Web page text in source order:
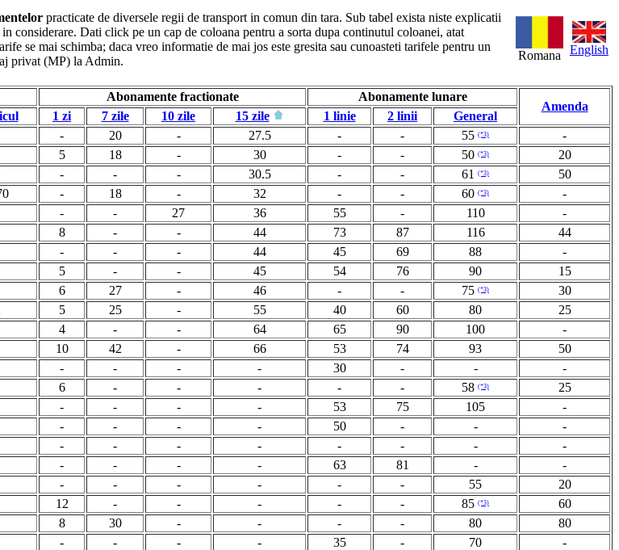
practicate de diversele regii de transport in comun din tara. Sub tabel exista niste explicatii
considerare. Dati click pe un cap de coloana pentru a sorta dupa continutul coloanei, atat
se mai schimba; daca vreo informatie de mai jos este gresita sau cunoasteti tarifele pentru un
privat (MP) la Admin.
Romana English
Abonamente fractionate Abonamente lunare
Amenda
1 zi 7 zile 10 zile 15 zile 1 linie 2 linii General
- 20 - 27.5 - - 55 (*3) -
5 18 - 30 - - 50 (*3) 20
- - - 30.5 - - 61 (*3) 50
- 18 - 32 - - 60 (*3) -
- - 27 36 55 - 110 -
8 - - 44 73 87 116 44
- - - 44 45 69 88 -
5 - - 45 54 76 90 15
6 27 - 46 - - 75 (*3) 30
5 25 - 55 40 60 80 25
4 - - 64 65 90 100 -
10 42 - 66 53 74 93 50
- - - - 30 - - -
6 - - - - - 58 (*3) 25
- - - - 53 75 105 -
- - - - 50 - - -
- - - - - - - -
- - - - 63 81 - -
- - - - - - 55 20
12 - - - - - 85 (*3) 60
8 30 - - - - 80 80
- - - - 35 - 70 -